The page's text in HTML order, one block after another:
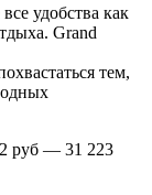
удобства как
Grand
тем,
руб — 31 223